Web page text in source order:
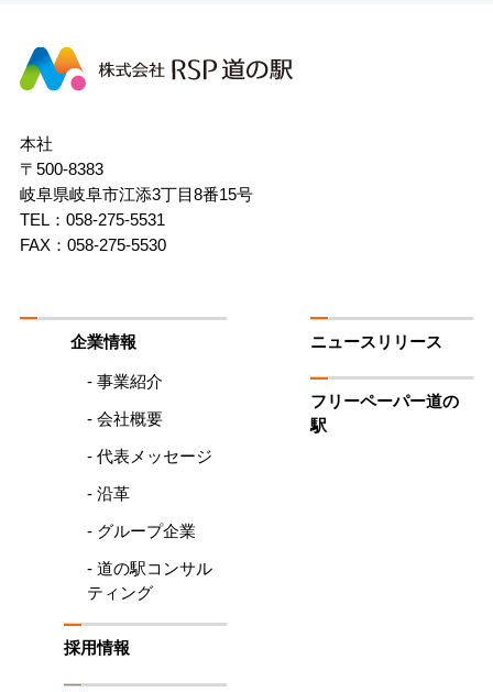
株
式
RSP
道
の
駅
本社
〒500-8383
岐阜県岐阜市江添3丁目8番15号
TEL：058-275-5531
FAX：058-275-5530
企業情報
- 事業紹介
- 会社概要
- 代表メッセージ
- 沿革
- グループ企業
- 道の駅コンサル
ティング
ニュースリリース
フリーペーパー道の
駅
採用情報